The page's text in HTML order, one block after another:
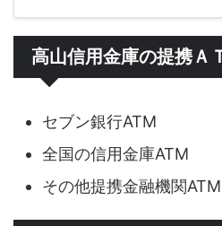
高山信用金庫の提携Ａ
セブン銀行ATM
全国の信用金庫ATM
その他提携金融機関ATM